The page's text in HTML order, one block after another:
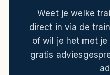
Weet je welke
direct in via de
of wil je het met je
gratis